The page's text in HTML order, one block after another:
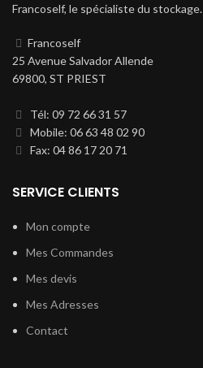
Francoself, le spécialiste du stockage.
Francoself
25 Avenue Salvador Allende
69800, ST PRIEST
Tél: 09 72 66 31 57
Mobile: 06 63 48 02 90
Fax: 04 86 17 20 71
SERVICE CLIENTS
Mon compte
Mes Commandes
Mes devis
Mes Adresses
Contact